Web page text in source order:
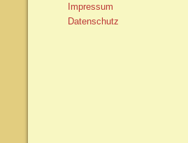
Impressum
Datenschutz